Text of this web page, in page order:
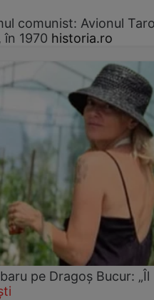
comunist: Avionul
1970 historia.ro
pe Dragoș Bucur: „Îl